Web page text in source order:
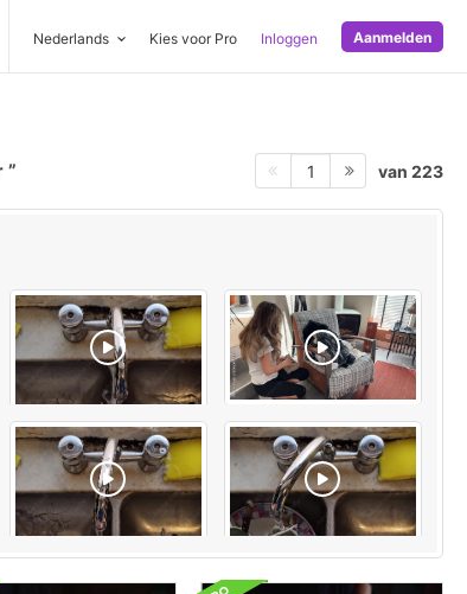
Nederlands Kies voor Pro Inloggen Aanmelden
1 van 223